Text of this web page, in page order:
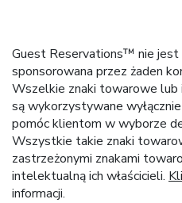
Guest Reservations™ nie jest
sponsorowana przez żaden
Wszelkie znaki towarowe lub
są wykorzystywane
pomóc klientom w wyborze
Wszystkie takie znaki
zastrzeżonymi znakami
intelektualną ich właścicieli.
informacji.